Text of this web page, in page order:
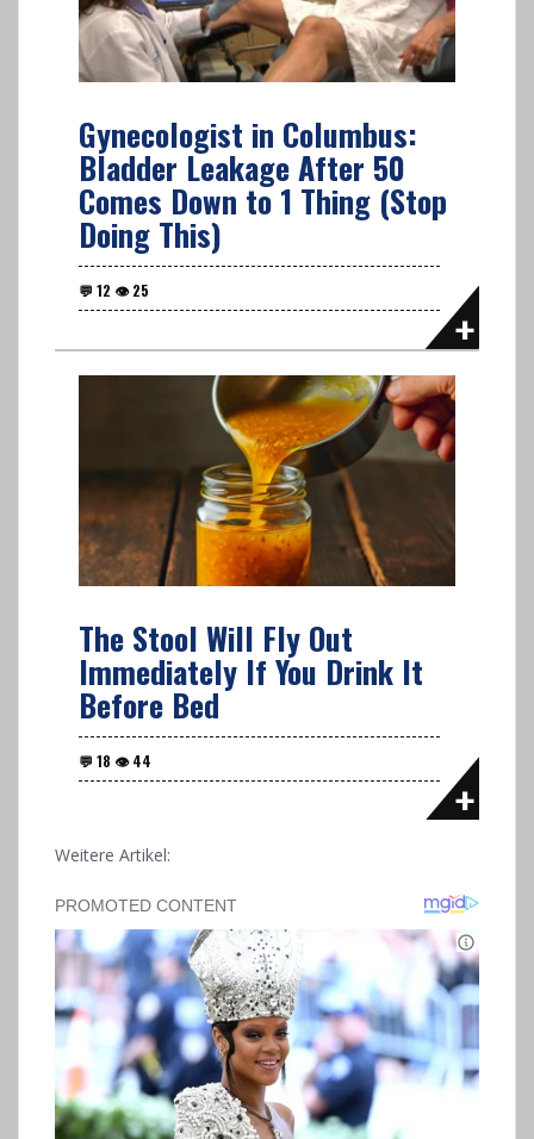
Gynecologist in Columbus:
Bladder Leakage After 50
Comes Down to 1 Thing (Stop
Doing This)
The Stool Will Fly Out
Immediately If You Drink It
Before Bed
Weitere Artikel: